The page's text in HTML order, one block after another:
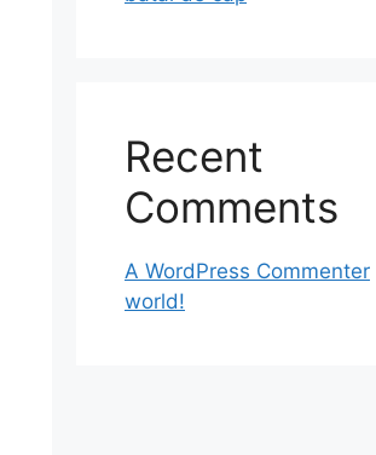
Recent
Comments
A WordPress Commenter
world!